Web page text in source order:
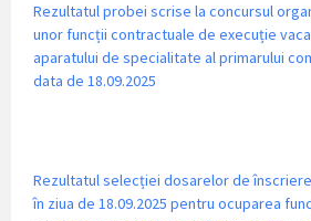
Rezultatul probei scrise la concursul
unor funcții contractuale de execuție
aparatului de specialitate al primarului
data de 18.09.2025
Rezultatul selecției dosarelor de
în ziua de 18.09.2025 pentru ocuparea